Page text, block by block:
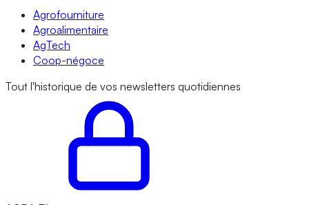
Agrofourniture
Agroalimentaire
AgTech
Coop-négoce
Tout l'historique de vos newsletters quotidiennes